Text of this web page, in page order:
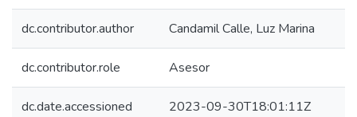
dc.contributor.author Candamil Calle, Luz Marina
dc.contributor.role Asesor
dc.date.accessioned 2023-09-30T18:01:11Z